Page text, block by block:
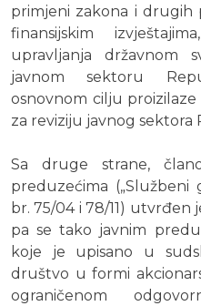
primjeni zakona i drugih
finansijskim
upravljanja državnom
javnom sektoru
osnovnom cilju
za reviziju javnog sektora
Sa druge strane,
preduzećima („Službeni
br. 75/04 i 78/11) utvrđen
pa se tako javnim
koje je upisano u
društvo u formi
ograničenom